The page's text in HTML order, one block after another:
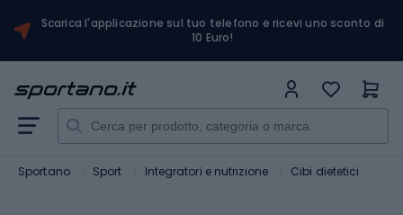
Scarica l'applicazione sul tuo telefono e ricevi uno sconto di
10 Euro!
Sportano Sport Integratori e nutrizione Cibi dietetici